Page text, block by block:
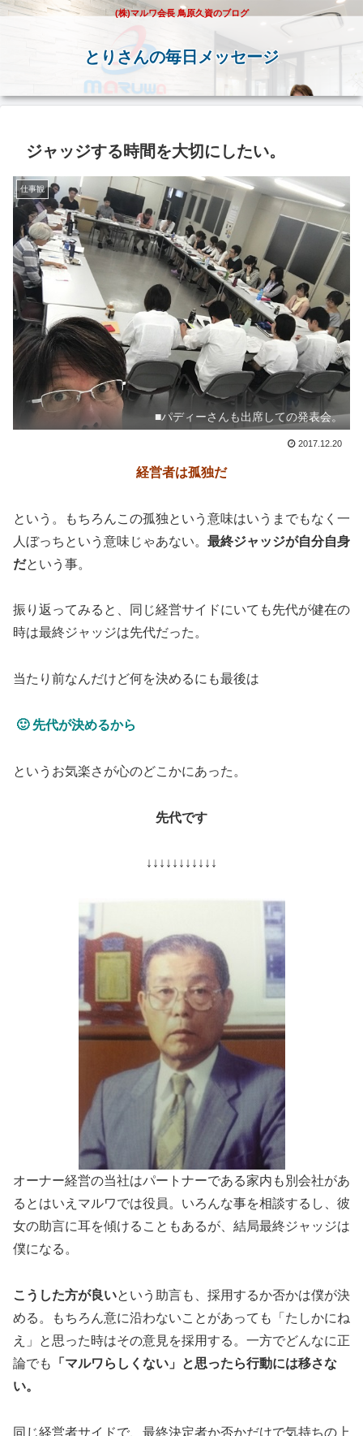
(株)マルワ会長 鳥原久資のブログ
とりさんの毎日メッセージ
ジャッジする時間を大切にしたい。
仕事観
■パディーさんも出席しての発表会。
2017.12.20
経営者は孤独だ
という。もちろんこの孤独という意味はいうまでもなく一
人ぼっちという意味じゃあない。 最終ジャッジが自分自身
だという事。
振り返ってみると、同じ経営サイドにいても先代が健在の
時は最終ジャッジは先代だった。
当たり前なんだけど何を決めるにも最後は
🙂 先代が決めるから
というお気楽さが心のどこかにあった。
先代です
↓↓↓↓↓↓↓↓↓↓↓
オーナー経営の当社はパートナーである家内も別会社があ
るとはいえマルワでは役員。いろんな事を相談するし、彼
女の助言に耳を傾けることもあるが、結局最終ジャッジは
僕になる。
こうした方が良いという助言も、採用するか否かは僕が決
める。もちろん意に沿わないことがあっても「たしかにね
え」と思った時はその意見を採用する。一方でどんなに正
論でも
「マルワらしくない」と思ったら行動には移さな
い。
同じ経営者サイドで、最終決定者か否かだけで気持ちの上